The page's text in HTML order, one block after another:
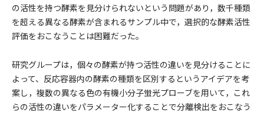
の活性を持つ酵素を見分けられないという問題があり，数千種類
を超える異なる酵素が含まれるサンプル中で，選択的な酵素活性
評価をおこなうことは困難だった。
研究グループは，個々の酵素が持つ活性の違いを見分けることに
よって、反応容器内の酵素の種類を区別するというアイデアを考
案し，複数の異なる色の有機小分子蛍光プローブを用いて，これ
らの活性の違いをパラメーター化することで分離検出をおこなう